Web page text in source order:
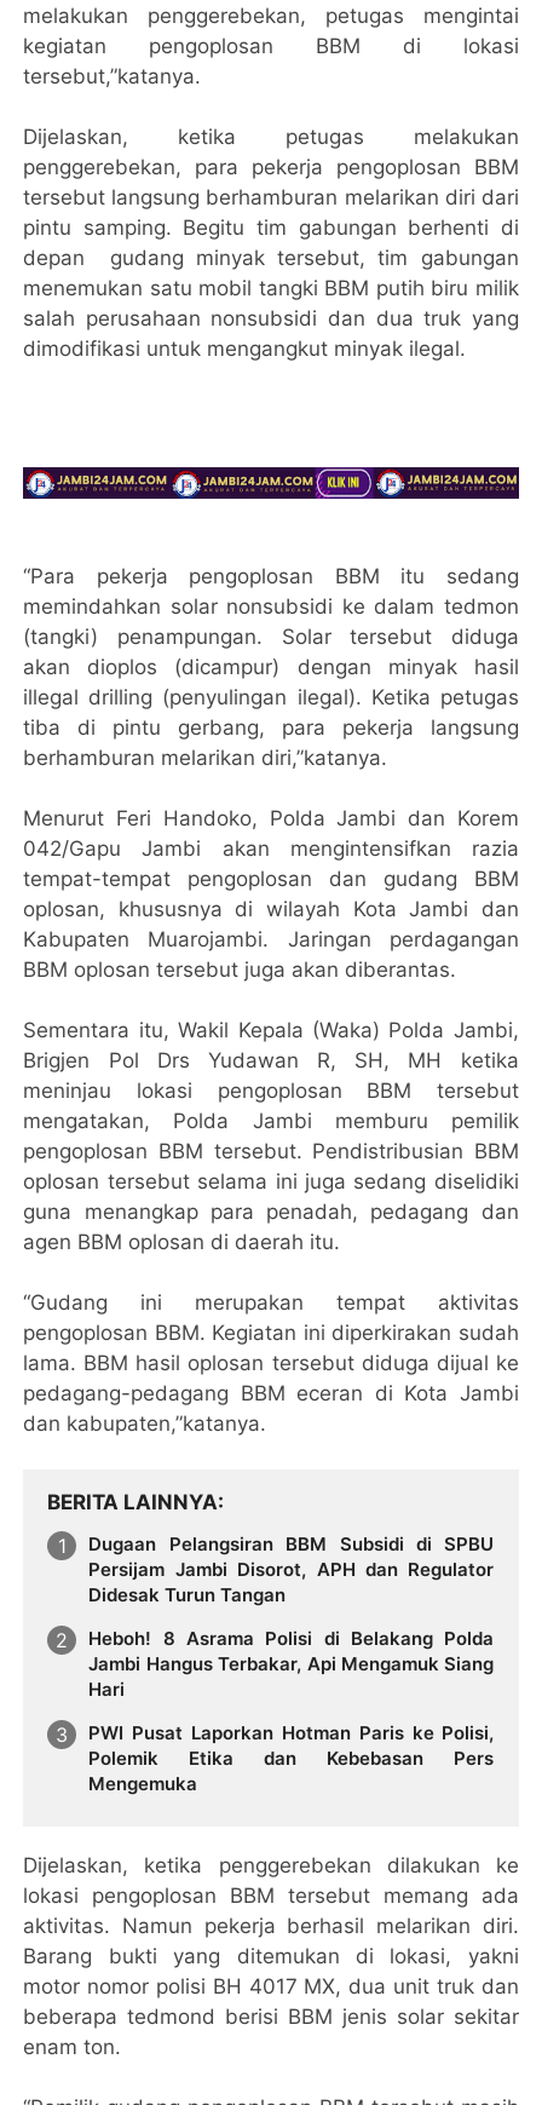
melakukan penggerebekan, petugas mengintai
kegiatan pengoplosan BBM di lokasi
tersebut,”katanya.
Dijelaskan, ketika petugas melakukan
penggerebekan, para pekerja pengoplosan BBM
tersebut langsung berhamburan melarikan diri dari
pintu samping. Begitu tim gabungan berhenti di
depan gudang minyak tersebut, tim gabungan
menemukan satu mobil tangki BBM putih biru milik
salah perusahaan nonsubsidi dan dua truk yang
dimodifikasi untuk mengangkut minyak ilegal.
“Para pekerja pengoplosan BBM itu sedang
memindahkan solar nonsubsidi ke dalam tedmon
(tangki) penampungan. Solar tersebut diduga
akan dioplos (dicampur) dengan minyak hasil
illegal drilling (penyulingan ilegal). Ketika petugas
tiba di pintu gerbang, para pekerja langsung
berhamburan melarikan diri,”katanya.
Menurut Feri Handoko, Polda Jambi dan Korem
042/Gapu Jambi akan mengintensifkan razia
tempat-tempat pengoplosan dan gudang BBM
oplosan, khususnya di wilayah Kota Jambi dan
Kabupaten Muarojambi. Jaringan perdagangan
BBM oplosan tersebut juga akan diberantas.
Sementara itu, Wakil Kepala (Waka) Polda Jambi,
Brigjen Pol Drs Yudawan R, SH, MH ketika
meninjau lokasi pengoplosan BBM tersebut
mengatakan, Polda Jambi memburu pemilik
pengoplosan BBM tersebut. Pendistribusian BBM
oplosan tersebut selama ini juga sedang diselidiki
guna menangkap para penadah, pedagang dan
agen BBM oplosan di daerah itu.
“Gudang ini merupakan tempat aktivitas
pengoplosan BBM. Kegiatan ini diperkirakan sudah
lama. BBM hasil oplosan tersebut diduga dijual ke
pedagang-pedagang BBM eceran di Kota Jambi
dan kabupaten,”katanya.
BERITA LAINNYA
Dugaan Pelangsiran BBM Subsidi di SPBU
Persijam Jambi Disorot, APH dan Regulator
Didesak Turun Tangan
Heboh! 8 Asrama Polisi di Belakang Polda
Jambi Hangus Terbakar, Api Mengamuk Siang
Hari
PWI Pusat Laporkan Hotman Paris ke Polisi,
Polemik Etika dan Kebebasan Pers
Mengemuka
Dijelaskan, ketika penggerebekan dilakukan ke
lokasi pengoplosan BBM tersebut memang ada
aktivitas. Namun pekerja berhasil melarikan diri.
Barang bukti yang ditemukan di lokasi, yakni
motor nomor polisi BH 4017 MX, dua unit truk dan
beberapa tedmond berisi BBM jenis solar sekitar
enam ton.